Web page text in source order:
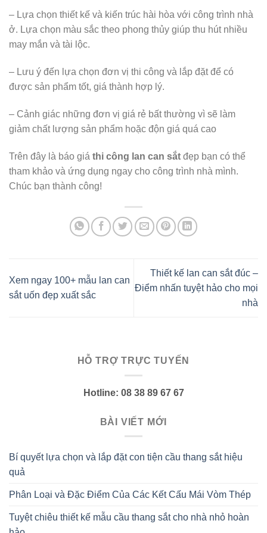
– Lựa chọn thiết kế và kiến trúc hài hòa với công trình nhà
ở. Lựa chọn màu sắc theo phong thủy giúp thu hút nhiều
may mắn và tài lộc.
– Lưu ý đến lựa chọn đơn vị thi công và lắp đặt để có
được sản phẩm tốt, giá thành hợp lý.
– Cảnh giác những đơn vị giá rẻ bất thường vì sẽ làm
giảm chất lượng sản phẩm hoặc độn giá quá cao
Trên đây là báo giá thi công lan can sắt đẹp bạn có thể
tham khảo và ứng dụng ngay cho công trình nhà mình.
Chúc bạn thành công!
Xem ngay 100+ mẫu lan can
sắt uốn đẹp xuất sắc
Thiết kế lan can sắt đúc –
Điểm nhấn tuyệt hảo cho mọi
nhà
HỖ TRỢ TRỰC TUYẾN
Hotline: 08 38 89 67 67
BÀI VIẾT MỚI
Bí quyết lựa chọn và lắp đặt con tiện cầu thang sắt hiệu
quả
Phân Loại và Đặc Điểm Của Các Kết Cấu Mái Vòm Thép
Tuyệt chiêu thiết kế mẫu cầu thang sắt cho nhà nhỏ hoàn